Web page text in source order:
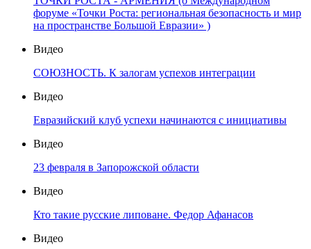
форуме «Точки Роста: региональная безопасность и мир
на пространстве Большой Евразии» )
Видео
СОЮЗНОСТЬ. К залогам успехов интеграции
Видео
Евразийский клуб успехи начинаются с инициативы
Видео
23 февраля в Запорожской области
Видео
Кто такие русские липоване. Федор Афанасов
Видео